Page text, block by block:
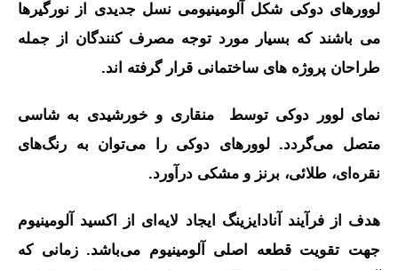
لوورهای دوکی شکل آلومینیومی نسل جدیدی از نورگیرها
می باشند که بسیار مورد توجه مصرف کنندگان از جمله
طراحان پروژه های ساختمانی قرار گرفته اند.
نمای لوور دوکی توسط منقاری و خورشیدی به شاسی
متصل می‌گردد. لوورهای دوکی را می‌توان به رنگ‌های
نقره‌ای، طلائی، برنز و مشکی درآورد.
هدف از فرآیند آنادایزینگ ایجاد لایه‌ای از اکسید آلومینیوم
جهت تقویت قطعه اصلی آلومینیوم می‌باشد. زمانی که